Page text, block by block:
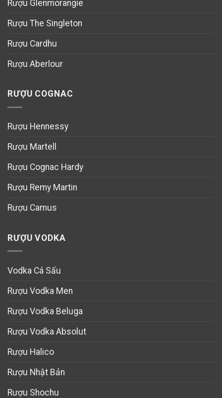
Rượu Glenmorangie
Rượu The Singleton
Rượu Cardhu
Rượu Aberlour
RƯỢU COGNAC
Rượu Hennessy
Rượu Martell
Rượu Cognac Hardy
Rượu Remy Martin
Rượu Camus
RƯỢU VODKA
Vodka Cá Sấu
Rượu Vodka Men
Rượu Vodka Beluga
Rượu Vodka Absolut
Rượu Halico
Rượu Nhật Bản
Rượu Shochu